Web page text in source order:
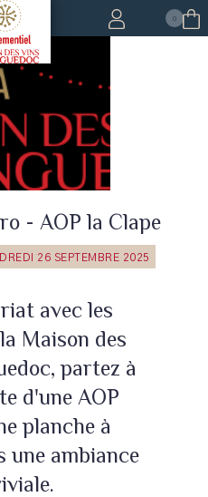
0
- AOP la Clape
26 SEPTEMBRE 2025
avec les
Maison des
partez à
d'une AOP
planche à
une ambiance
Leaflet